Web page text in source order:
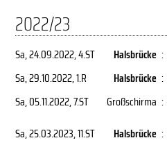
2022/23
Sa, 24.09.2022, 4.ST Halsbrücke :
Sa, 29.10.2022, 1.R Halsbrücke :
Sa, 05.11.2022, 7.ST Großschirma :
Sa, 25.03.2023, 11.ST Halsbrücke :